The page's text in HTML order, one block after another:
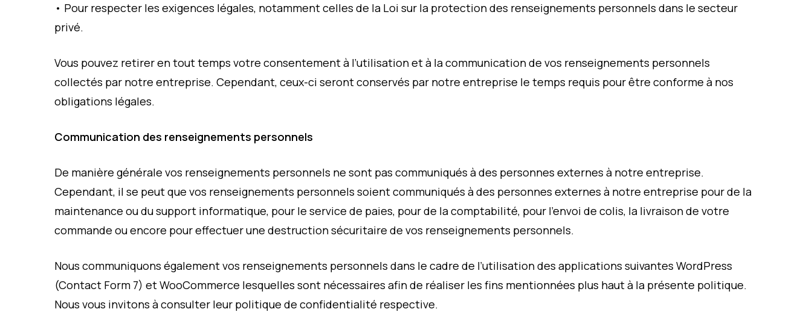
• Pour respecter les exigences légales, notamment celles de la Loi sur la protection des renseignements personnels dans le secteur
privé.
Vous pouvez retirer en tout temps votre consentement à l’utilisation et à la communication de vos renseignements personnels
collectés par notre entreprise. Cependant, ceux-ci seront conservés par notre entreprise le temps requis pour être conforme à nos
obligations légales.
Communication des renseignements personnels
De manière générale vos renseignements personnels ne sont pas communiqués à des personnes externes à notre entreprise.
Cependant, il se peut que vos renseignements personnels soient communiqués à des personnes externes à notre entreprise pour de la
maintenance ou du support informatique, pour le service de paies, pour de la comptabilité, pour l’envoi de colis, la livraison de votre
commande ou encore pour effectuer une destruction sécuritaire de vos renseignements personnels.
Nous communiquons également vos renseignements personnels dans le cadre de l’utilisation des applications suivantes WordPress
(Contact Form 7) et WooCommerce lesquelles sont nécessaires afin de réaliser les fins mentionnées plus haut à la présente politique.
Nous vous invitons à consulter leur politique de confidentialité respective.